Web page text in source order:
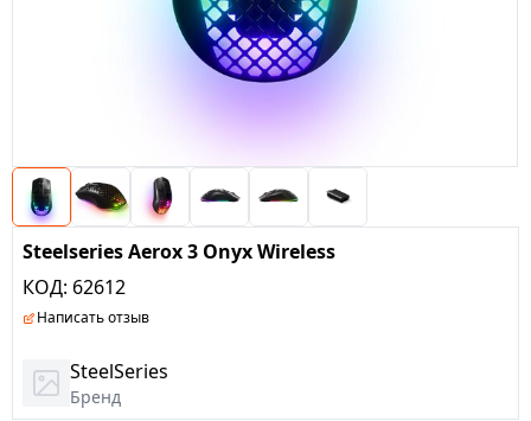
Steelseries Aerox 3 Onyx Wireless
КОД: 62612
Написать отзыв
SteelSeries
Бренд